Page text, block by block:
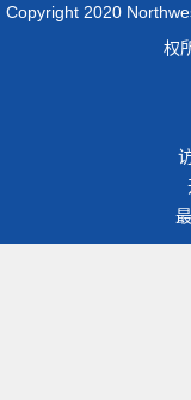
Copyright 2020
权